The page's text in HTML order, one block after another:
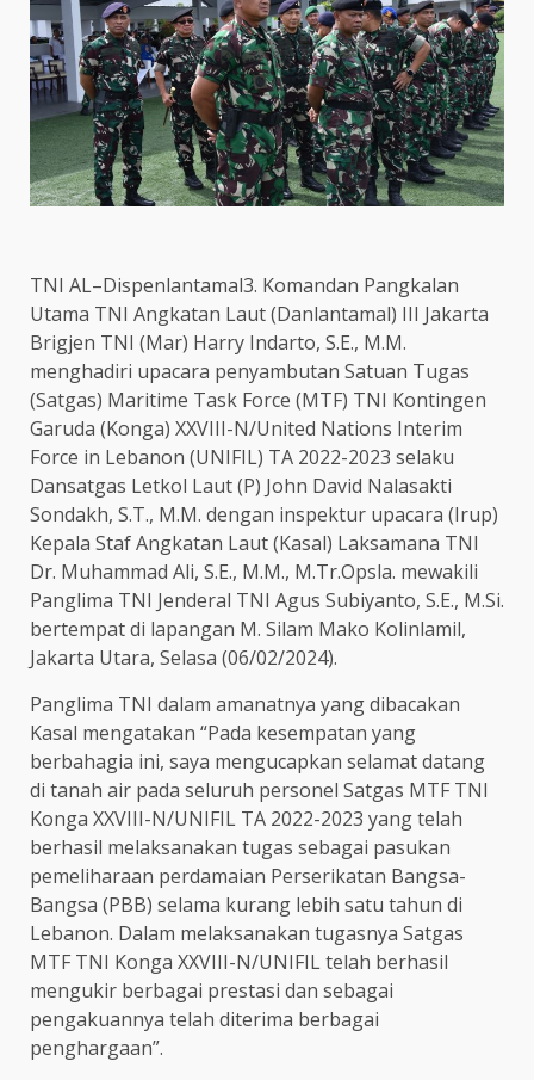
TNI AL–Dispenlantamal3. Komandan Pangkalan
Utama TNI Angkatan Laut (Danlantamal) III Jakarta
Brigjen TNI (Mar) Harry Indarto, S.E., M.M.
menghadiri upacara penyambutan Satuan Tugas
(Satgas) Maritime Task Force (MTF) TNI Kontingen
Garuda (Konga) XXVIII-N/United Nations Interim
Force in Lebanon (UNIFIL) TA 2022-2023 selaku
Dansatgas Letkol Laut (P) John David Nalasakti
Sondakh, S.T., M.M. dengan inspektur upacara (Irup)
Kepala Staf Angkatan Laut (Kasal) Laksamana TNI
Dr. Muhammad Ali, S.E., M.M., M.Tr.Opsla. mewakili
Panglima TNI Jenderal TNI Agus Subiyanto, S.E., M.Si.
bertempat di lapangan M. Silam Mako Kolinlamil,
Jakarta Utara, Selasa (06/02/2024).
Panglima TNI dalam amanatnya yang dibacakan
Kasal mengatakan “Pada kesempatan yang
berbahagia ini, saya mengucapkan selamat datang
di tanah air pada seluruh personel Satgas MTF TNI
Konga XXVIII-N/UNIFIL TA 2022-2023 yang telah
berhasil melaksanakan tugas sebagai pasukan
pemeliharaan perdamaian Perserikatan Bangsa-
Bangsa (PBB) selama kurang lebih satu tahun di
Lebanon. Dalam melaksanakan tugasnya Satgas
MTF TNI Konga XXVIII-N/UNIFIL telah berhasil
mengukir berbagai prestasi dan sebagai
pengakuannya telah diterima berbagai
penghargaan”.